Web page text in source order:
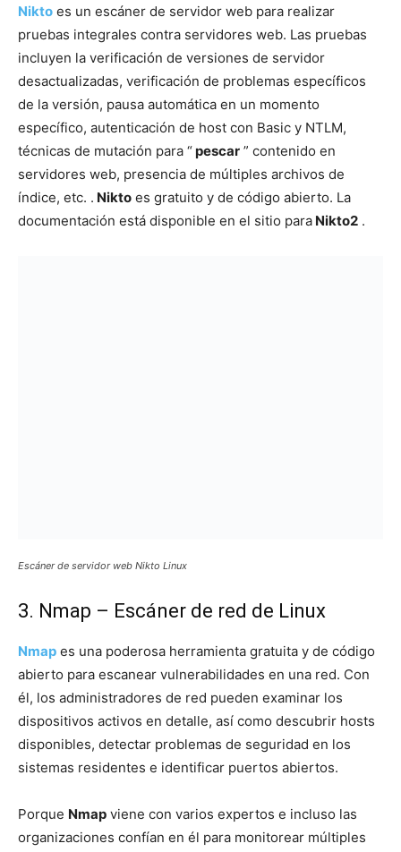
Nikto es un escáner de servidor web para realizar
pruebas integrales contra servidores web. Las pruebas
incluyen la verificación de versiones de servidor
desactualizadas, verificación de problemas específicos
de la versión, pausa automática en un momento
específico, autenticación de host con Basic y NTLM,
técnicas de mutación para “pescar ” contenido en
servidores web, presencia de múltiples archivos de
índice, etc. . Nikto es gratuito y de código abierto. La
documentación está disponible en el sitio para Nikto2 .
Escáner de servidor web Nikto Linux
3. Nmap – Escáner de red de Linux
Nmap es una poderosa herramienta gratuita y de código
abierto para escanear vulnerabilidades en una red. Con
él, los administradores de red pueden examinar los
dispositivos activos en detalle, así como descubrir hosts
disponibles, detectar problemas de seguridad en los
sistemas residentes e identificar puertos abiertos.
Porque Nmap viene con varios expertos e incluso las
organizaciones confían en él para monitorear múltiples